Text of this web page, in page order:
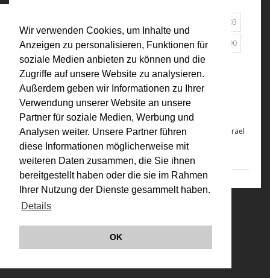
Wir verwenden Cookies, um Inhalte und
Anzeigen zu personalisieren, Funktionen für
soziale Medien anbieten zu können und die
Zugriffe auf unsere Website zu analysieren.
Außerdem geben wir Informationen zu Ihrer
Verwendung unserer Website an unsere
Partner für soziale Medien, Werbung und
Analysen weiter. Unsere Partner führen
diese Informationen möglicherweise mit
weiteren Daten zusammen, die Sie ihnen
bereitgestellt haben oder die sie im Rahmen
Ihrer Nutzung der Dienste gesammelt haben.
Details
OK
2003
2001 2000 1998 1997 1994 1992 1991 1990
1980 1976 1975 Alle
2009
VALIE EXPORT: Jerusalem Premiere
VALIE EXPORT: Jerusalem Premiere, Kat. zur Ausstellung, The Israel
Museum, Jerusalem, 2009
© VALIE EXPORT 2026